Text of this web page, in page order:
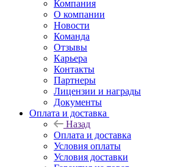
Компания
О компании
Новости
Команда
Отзывы
Карьера
Контакты
Партнеры
Лицензии и награды
Документы
Оплата и доставка
Назад
Оплата и доставка
Условия оплаты
Условия доставки